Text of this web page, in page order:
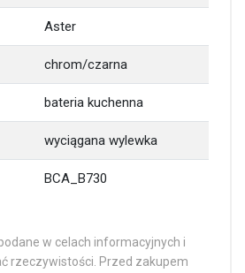
Aster
chrom/czarna
bateria kuchenna
wyciągana wylewka
BCA_B730
w celach informacyjnych i
rzeczywistości. Przed zakupem